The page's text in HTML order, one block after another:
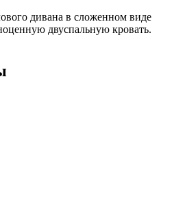
дивана в сложенном виде
двуспальную кровать.